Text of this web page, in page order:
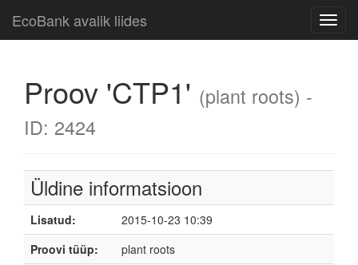
EcoBank avalik liides
Proov 'CTP1' (plant roots) -
ID: 2424
Üldine informatsioon
Lisatud:
2015-10-23 10:39
Proovi tüüp:
plant roots